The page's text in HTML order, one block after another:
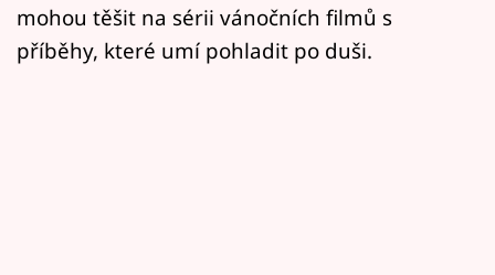
mohou těšit na sérii vánočních filmů s
příběhy, které umí pohladit po duši.